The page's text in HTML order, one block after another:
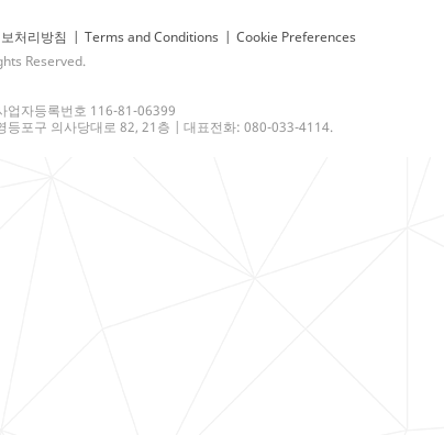
처리방침 | Terms and Conditions | Cookie Preferences
Reserved.
업자등록번호 116-81-06399
등포구 의사당대로 82, 21층 | 대표전화: 080-033-4114.